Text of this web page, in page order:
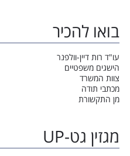
בואו להכיר
עו"ד רות דיין-וולפנר
הישגים משפטיים
צוות המשרד
מכתבי תודה
מן התקשורת
מגזין גט-UP